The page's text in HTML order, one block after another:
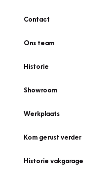
Contact
Ons team
Historie
Showroom
Werkplaats
Kom gerust verder
Historie vakgarage